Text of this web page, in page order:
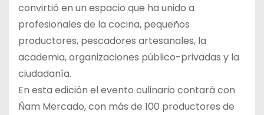
convirtió en un espacio que ha unido a
profesionales de la cocina, pequeños
productores, pescadores artesanales, la
academia, organizaciones público-privadas y la
ciudadanía.
En esta edición el evento culinario contará con
Ñam Mercado, con más de 100 productores de